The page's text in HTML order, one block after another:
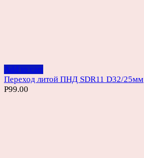
Add to cart
Переход литой ПНД SDR11 D32/25мм
Р99.00